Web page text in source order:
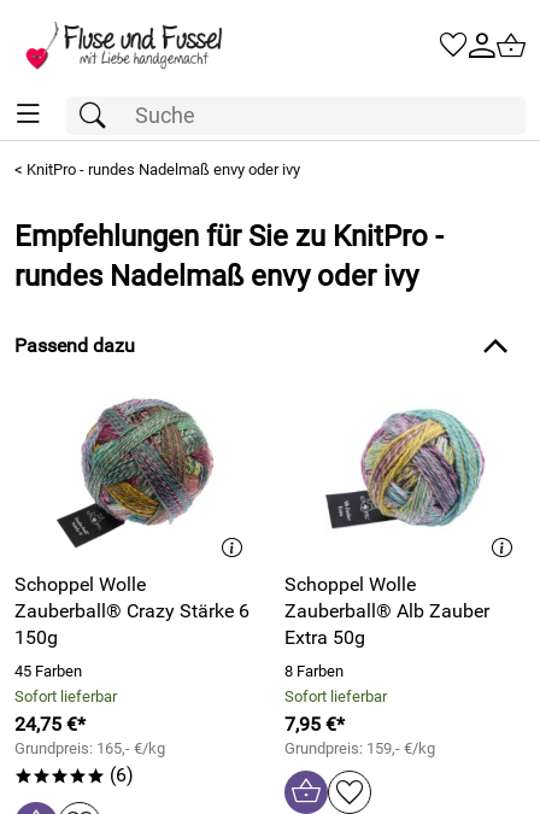
< KnitPro - rundes Nadelmaß envy oder ivy
Empfehlungen für Sie zu KnitPro -
rundes Nadelmaß envy oder ivy
Passend dazu
Schoppel Wolle
Zauberball® Crazy Stärke 6
150g
45 Farben
Sofort lieferbar
24,75 €*
Grundpreis: 165,- €/kg
***** (6)
Schoppel Wolle
Zauberball® Alb Zauber
Extra 50g
8 Farben
Sofort lieferbar
7,95 €*
Grundpreis: 159,- €/kg